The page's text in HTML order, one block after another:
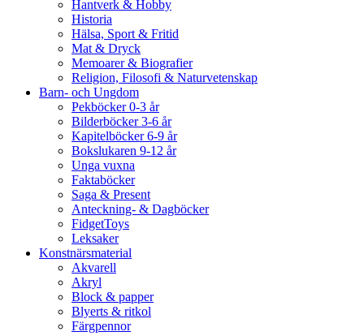
Hantverk & Hobby
Historia
Hälsa, Sport & Fritid
Mat & Dryck
Memoarer & Biografier
Religion, Filosofi & Naturvetenskap
Barn- och Ungdom
Pekböcker 0-3 år
Bilderböcker 3-6 år
Kapitelböcker 6-9 år
Bokslukaren 9-12 år
Unga vuxna
Faktaböcker
Saga & Present
Anteckning- & Dagböcker
FidgetToys
Leksaker
Konstnärsmaterial
Akvarell
Akryl
Block & papper
Blyerts & ritkol
Färgpennor